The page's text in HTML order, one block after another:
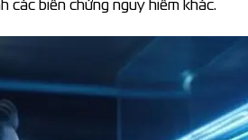
các biến chứng nguy hiểm khác.